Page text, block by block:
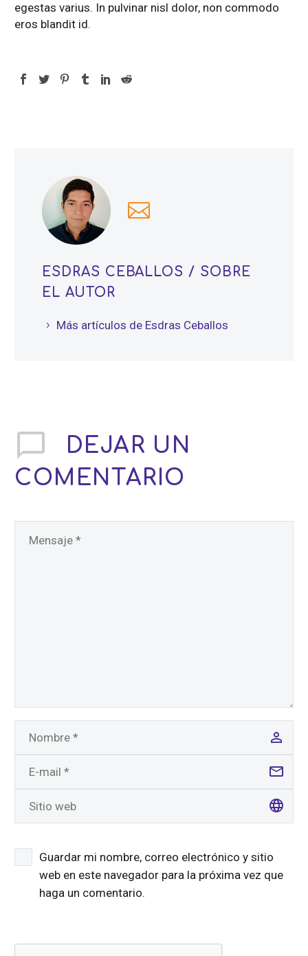
egestas varius. In pulvinar nisl dolor, non commodo
eros blandit id.
ESDRAS CEBALLOS/ SOBRE
EL AUTOR
Más artículos de Esdras Ceballos
DEJAR UN
COMENTARIO
Guardar mi nombre, correo electrónico y sitio
web en este navegador para la próxima vez que
haga un comentario.